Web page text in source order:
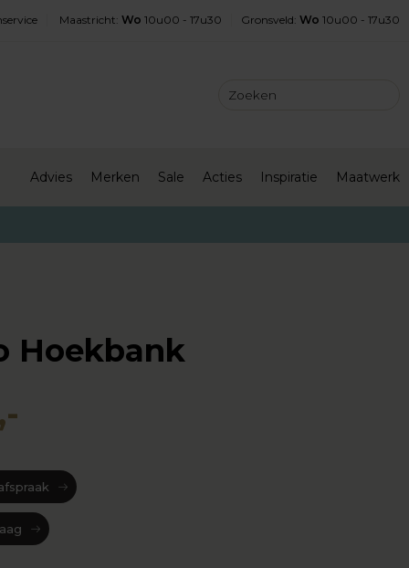
Maastricht: Wo 10u00 - 17u30 Gronsveld: Wo 10u00 - 17u30
Advies Merken Sale Acties Inspiratie Maatwerk
Hoekbank